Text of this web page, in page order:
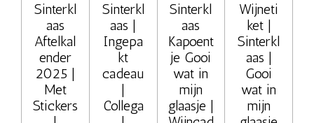
Sinterkl
aas
Aftelkal
ender
2025 |
Met
Stickers
Sinterkl
aas |
Ingepa
kt
cadeau
|
Collega
Sinterkl
aas
Kapoent
je Gooi
wat in
mijn
glaasje |
Wijneti
ket |
Sinterkl
aas |
Gooi
wat in
mijn